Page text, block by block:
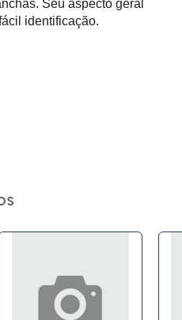
Seu aspecto geral
identificação.